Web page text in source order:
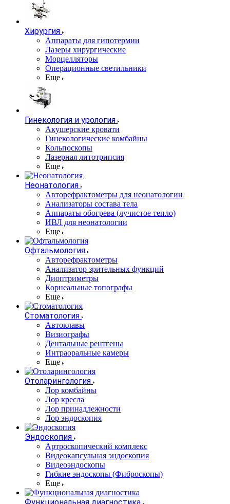
Хирургия
Аппараты для гипотермии
Лазеры хирургические
Морцелляторы
Операционные светильники
Еще
Гинекология и урология
Акушерские кровати
Гинекологические комбайны
Кольпоскопы
Лазерная литотрипсия
Еще
Неонатология
Авторефрактометры для неонатологии
Анализаторы состава тела
Аппараты обогрева (лучистое тепло)
ИВЛ для неонатологии
Еще
Офтальмология
Авторефрактометры
Анализатор зрительных функций
Диоптриметры
Корнеальные топографы
Еще
Стоматология
Автоклавы
Визиографы
Дентальные рентгены
Интраоральные камеры
Еще
Отоларингология
Лор комбайны
Лор кресла
Лор принадлежности
Лор эндоскопия
Эндоскопия
Артроскопический комплекс
Видеокапсульная эндоскопия
Видеоэндоскопы
Гибкие эндоскопы (Фиброcкопы)
Еще